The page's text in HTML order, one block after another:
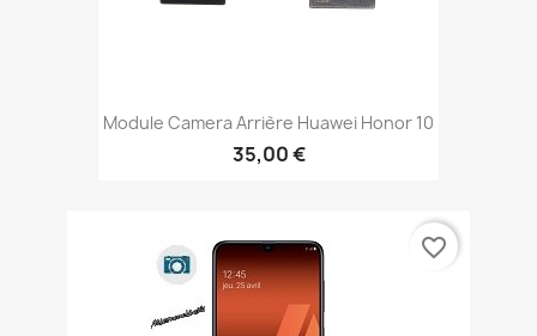
Module Camera Arrière Huawei Honor 10
35,00 €
favorite_border